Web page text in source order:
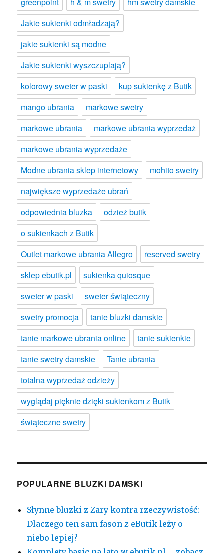
Jakie sukienki odmładzają?
jakie sukienki są modne
Jakie sukienki wyszczuplają?
kolorowy sweter w paski
kup sukienkę z Butik
mango ubrania
markowe swetry
markowe ubrania
markowe ubrania wyprzedaż
markowe ubrania wyprzedaże
Modne ubrania sklep internetowy
mohito swetry
największe wyprzedaże ubrań
odpowiednia bluzka
odzież butik
o sukienkach z Butik
Outlet markowe ubrania Allegro
reserved swetry
sklep ebutik.pl
sukienka quiosque
sweter w paski
sweter świąteczny
swetry promocja
tanie bluzki damskie
tanie markowe ubrania online
tanie sukienkie
tanie swetry damskie
Tanie ubrania
totalna wyprzedaż odzieży
wyglądaj pięknie dzięki sukienkom z Butik
świąteczne swetry
POPULARNE BLUZKI DAMSKI
Słynne bluzki z Zary kontra rzeczywistość:
Dlaczego ten sam fason z eButik leży o
niebo lepiej?